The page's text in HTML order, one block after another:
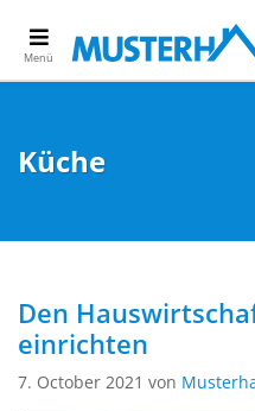
Menü
Küche
Den
einrichten
7. October 2021 von